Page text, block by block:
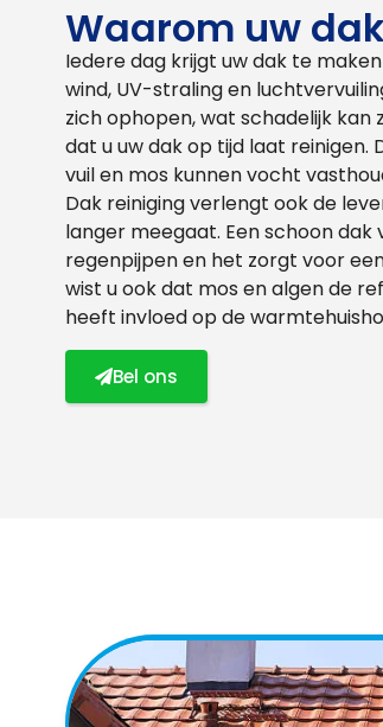
Waarom uw
Iedere dag krijgt uw dak te
wind, UV-straling en
zich ophopen, wat schadelijk kan
dat u uw dak op tijd laat
vuil en mos kunnen vocht
Dak reiniging verlengt ook de
langer meegaat. Een schoon
regenpijpen en het zorgt voor
wist u ook dat mos en algen de
heeft invloed op de
Bel ons